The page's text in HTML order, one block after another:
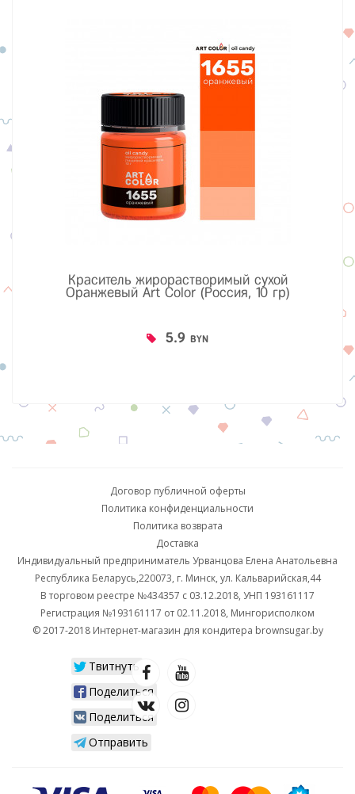
Краситель жирорастворимый сухой
Оранжевый Art Color (Россия, 10 гр)
5.9 BYN
Договор публичной оферты
Политика конфиденциальности
Политика возврата
Доставка
Индивидуальный предприниматель Урванцова Елена Анатольевна
Республика Беларусь,220073, г. Минск, ул. Кальварийская,44
В торговом реестре №434357 с 03.12.2018, УНП 193161117
Регистрация №193161117 от 02.11.2018, Мингорисполком
© 2017-2018 Интернет-магазин для кондитера brownsugar.by
Твитнуть
Поделиться
Поделиться
Отправить